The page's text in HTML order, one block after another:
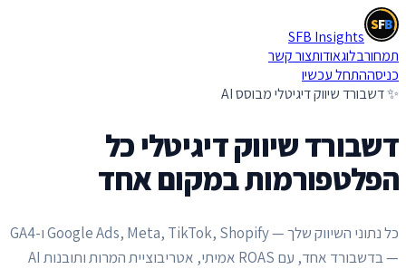
SFB
SFB
SFB Insights
תמחורבלוגאודותצור קשר
כניסההתחל עכשיו
✨ דשבורד שיווק דיגיטלי מבוסס AI
דשבורד שיווק דיגיטליכל
הפלטפורמות במקום אחד
כל נתוני השיווק שלך — Google Ads, Meta, TikTok, Shopify ו-GA4
— בדשבורד אחד, עם ROAS אמיתי, אטריבוציית המרות ותובנות AI